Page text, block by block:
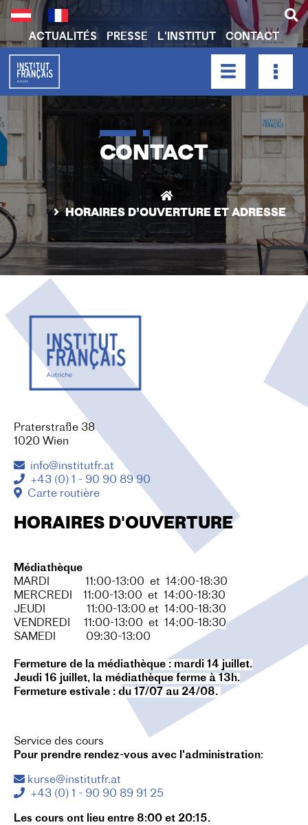
Aller
au
contenu
principal
H
A
D
E
N
A
V
I
G
A
O
ACTUALITÉS PRESSE L'INSTITUT CONTACT
CONTACT
HORAIRES D’OUVERTURE ET ADRESSE
Praterstraße 38
1020 Wien
info@institutfr.at
+43 (0) 1 - 90 90 89 90
Carte routière
HORAIRES D'OUVERTURE
Médiathèque
MARDI 11:00-13:00 et 14:00-18:30
MERCREDI 11:00-13:00 et 14:00-18:30
JEUDI 11:00-13:00 et 14:00-18:30
VENDREDI 11:00-13:00 et 14:00-18:30
SAMEDI 09:30-13:00
Fermeture de la médiathèque : mardi 14 juillet.
Jeudi 16 juillet, la médiathèque ferme à 13h.
Fermeture estivale : du 17/07 au 24/08.
Service des cours
Pour prendre rendez-vous avec l'administration:
kurse@institutfr.at
+43 (0) 1 - 90 90 89 91 25
Les cours ont lieu entre 8:00 et 20:15.